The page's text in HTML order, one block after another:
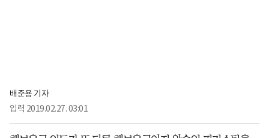
배준용 기자
입력 2019.02.27. 03:01